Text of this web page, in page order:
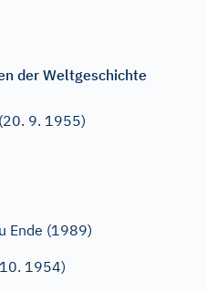
der Weltgeschichte
9. 1955)
Ende (1989)
1954)